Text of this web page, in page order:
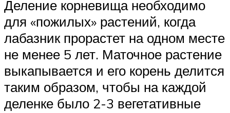
Деление корневища необходимо
для «пожилых» растений, когда
лабазник прорастет на одном месте
не менее 5 лет. Маточное растение
выкапывается и его корень делится
таким образом, чтобы на каждой
деленке было 2-3 вегетативные